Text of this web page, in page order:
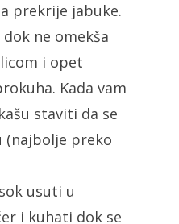
prekrije jabuke.
ne omekša
i opet
Kada vam
staviti da se
(najbolje preko
usuti u
i kuhati dok se